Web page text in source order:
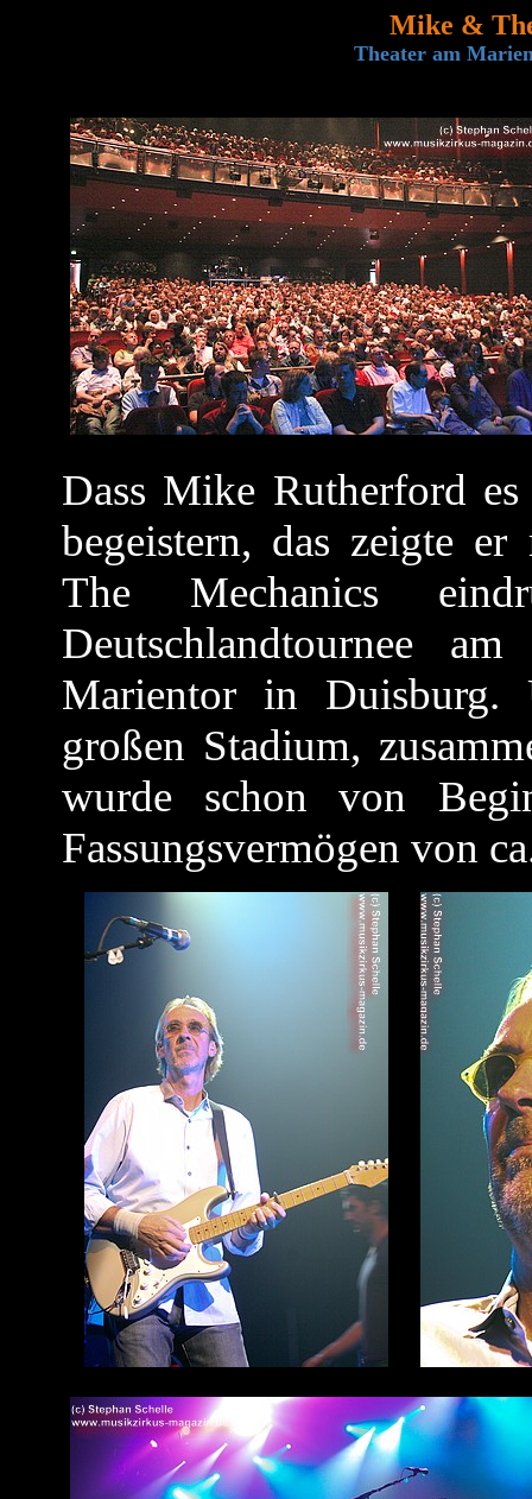
Mike &
Theater am
Dass Mike Rutherford
begeistern, das zeigte
The Mechanics
Deutschlandtournee
Marientor in
großen Stadium,
wurde schon von
Fassungsvermögen von